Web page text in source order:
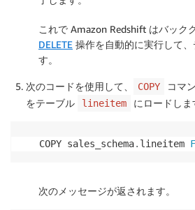
これで Amazon Redshift はバック
DELETE 操作を自動的に実行して
す。
次のコードを使用して、 COPY
コマ
をテーブル
lineitem にロードしま
COPY sales_schema. lineitem
次のメッセージが返されます。